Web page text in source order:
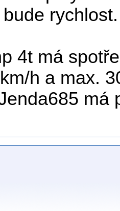
rychlost.
4t má
h a max.
má